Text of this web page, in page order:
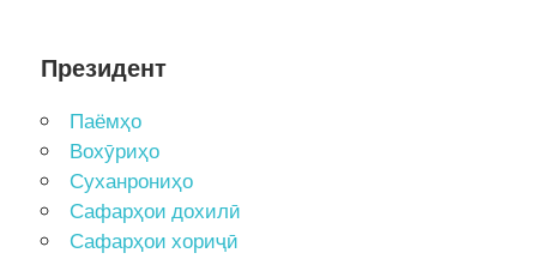
Президент
Паёмҳо
Вохӯриҳо
Суханрониҳо
Сафарҳои дохилӣ
Сафарҳои хориҷӣ